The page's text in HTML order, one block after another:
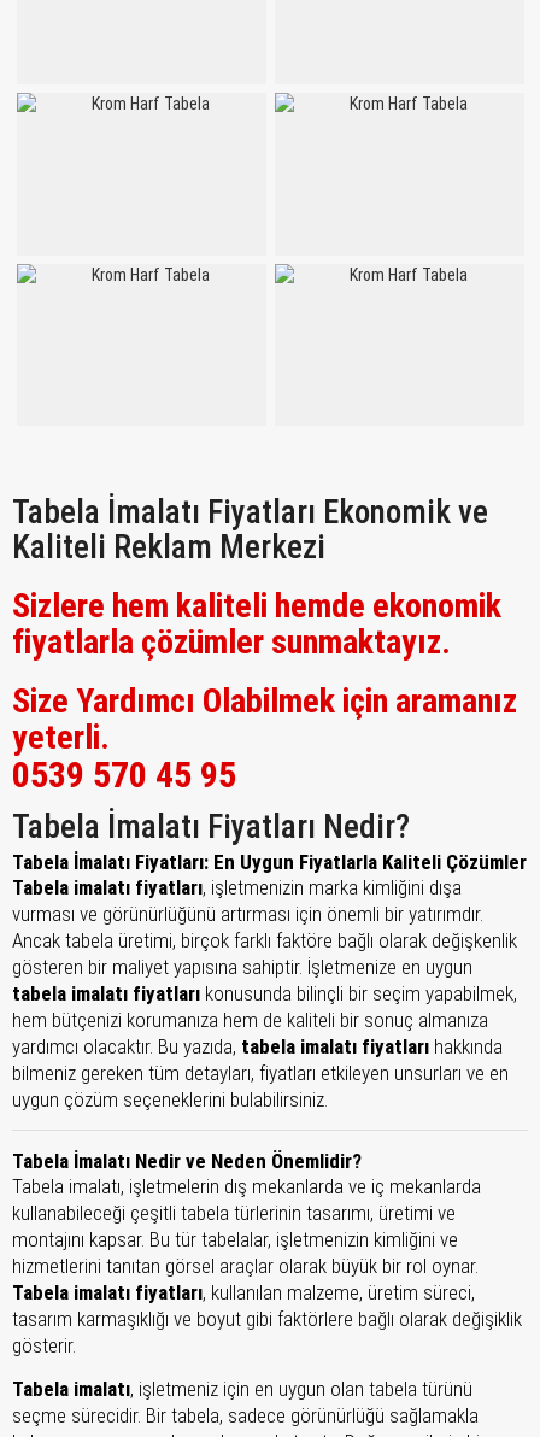
Tabela İmalatı Fiyatları Ekonomik ve
Kaliteli Reklam Merkezi
Sizlere hem kaliteli hemde ekonomik
fiyatlarla çözümler sunmaktayız.
Size Yardımcı Olabilmek için aramanız
yeterli.
0539 570 45 95
Tabela İmalatı Fiyatları Nedir?
Tabela İmalatı Fiyatları: En Uygun Fiyatlarla Kaliteli Çözümler
Tabela imalatı fiyatları, işletmenizin marka kimliğini dışa
vurması ve görünürlüğünü artırması için önemli bir yatırımdır.
Ancak tabela üretimi, birçok farklı faktöre bağlı olarak değişkenlik
gösteren bir maliyet yapısına sahiptir. İşletmenize en uygun
tabela imalatı fiyatları konusunda bilinçli bir seçim yapabilmek,
hem bütçenizi korumanıza hem de kaliteli bir sonuç almanıza
yardımcı olacaktır. Bu yazıda, tabela imalatı fiyatları hakkında
bilmeniz gereken tüm detayları, fiyatları etkileyen unsurları ve en
uygun çözüm seçeneklerini bulabilirsiniz.
Tabela İmalatı Nedir ve Neden Önemlidir?
Tabela imalatı, işletmelerin dış mekanlarda ve iç mekanlarda
kullanabileceği çeşitli tabela türlerinin tasarımı, üretimi ve
montajını kapsar. Bu tür tabelalar, işletmenizin kimliğini ve
hizmetlerini tanıtan görsel araçlar olarak büyük bir rol oynar.
Tabela imalatı fiyatları, kullanılan malzeme, üretim süreci,
tasarım karmaşıklığı ve boyut gibi faktörlere bağlı olarak değişiklik
gösterir.
Tabela imalatı, işletmeniz için en uygun olan tabela türünü
seçme sürecidir. Bir tabela, sadece görünürlüğü sağlamakla